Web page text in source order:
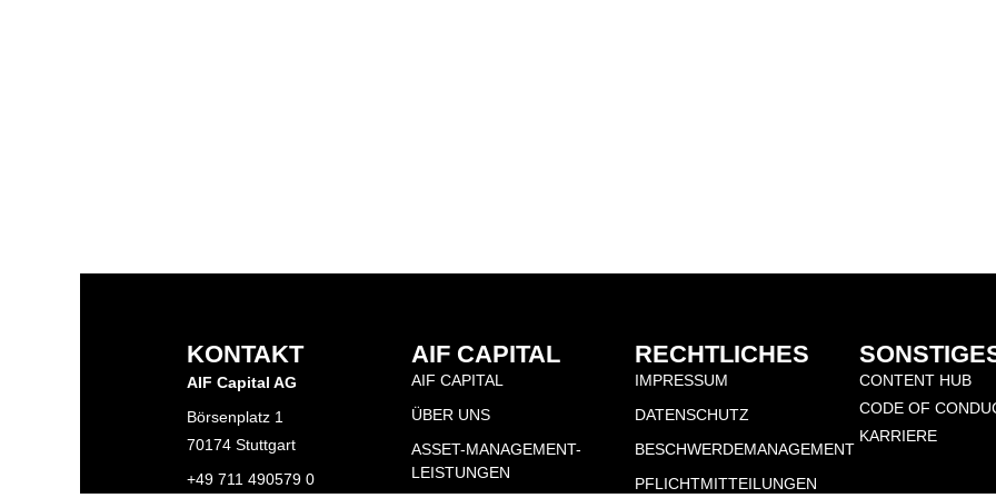
KONTAKT
AIF Capital AG
Börsenplatz 1
70174 Stuttgart
+49 711 490579 0
AIF CAPITAL
AIF CAPITAL
ÜBER UNS
ASSET-MANAGEMENT-
LEISTUNGEN
RECHTLICHES
IMPRESSUM
DATENSCHUTZ
BESCHWERDEMANAGEMENT
PFLICHTMITTEILUNGEN
CONTENT HUB
CODE OF
KARRIERE